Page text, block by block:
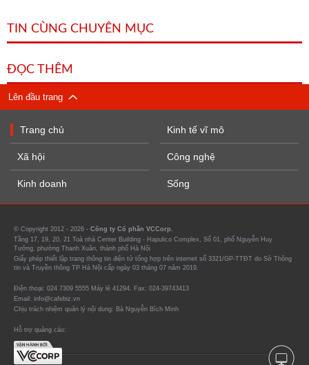
TIN CÙNG CHUYÊN MỤC
ĐỌC THÊM
Lên đầu trang
Trang chủ
Xã hội
Kinh doanh
Kinh tế vĩ mô
Công nghệ
Sống
© Copyright 2012 - 2026 - Công ty Cổ phần VCCorp.
Tầng 17, 19, 20, 21 Toà nhà Center Building - Hapulico Complex, Số 01, phố Nguyễn Huy
Tưởng, phường Thanh Xuân, thành phố Hà Nội
Giấy phép thiết lập trang thông tin điện tử tổng hợp trên internet số 3321/GP-TTĐT do Sở Thông
tin và Truyền thông TP Hà Nội cấp ngày 03 tháng 07 năm 2019.
Điện thoại: 024 7309 5555 Máy lẻ 41294. Fax: 024-39743413
Email: info@cafebiz.vn
Chịu trách nhiệm quản lý nội dung: Bà Nguyễn Bích Minh
Hỗ trợ quảng cáo: